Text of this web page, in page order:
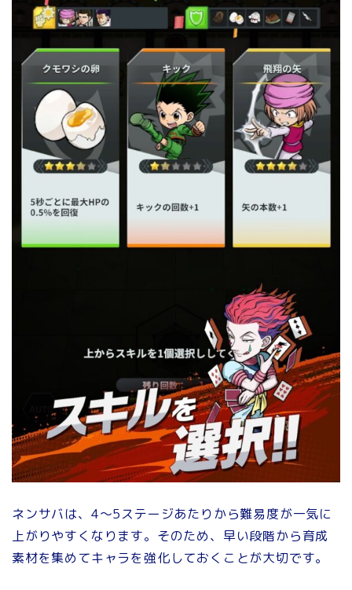
ネンサバは、4〜5ステージあたりから難易度が一気に
上がりやすくなります。そのため、早い段階から育成
素材を集めてキャラを強化しておくことが大切です。